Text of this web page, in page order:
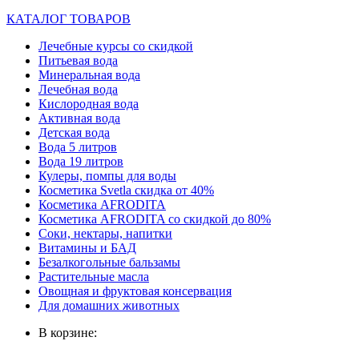
КАТАЛОГ ТОВАРОВ
Лечебные курсы со скидкой
Питьевая вода
Минеральная вода
Лечебная вода
Кислородная вода
Активная вода
Детская вода
Вода 5 литров
Вода 19 литров
Кулеры, помпы для воды
Косметика Svetla скидка от 40%
Косметика AFRODITA
Косметика AFRODITA со скидкой до 80%
Соки, нектары, напитки
Витамины и БАД
Безалкогольные бальзамы
Растительные масла
Овощная и фруктовая консервация
Для домашних животных
В корзине: